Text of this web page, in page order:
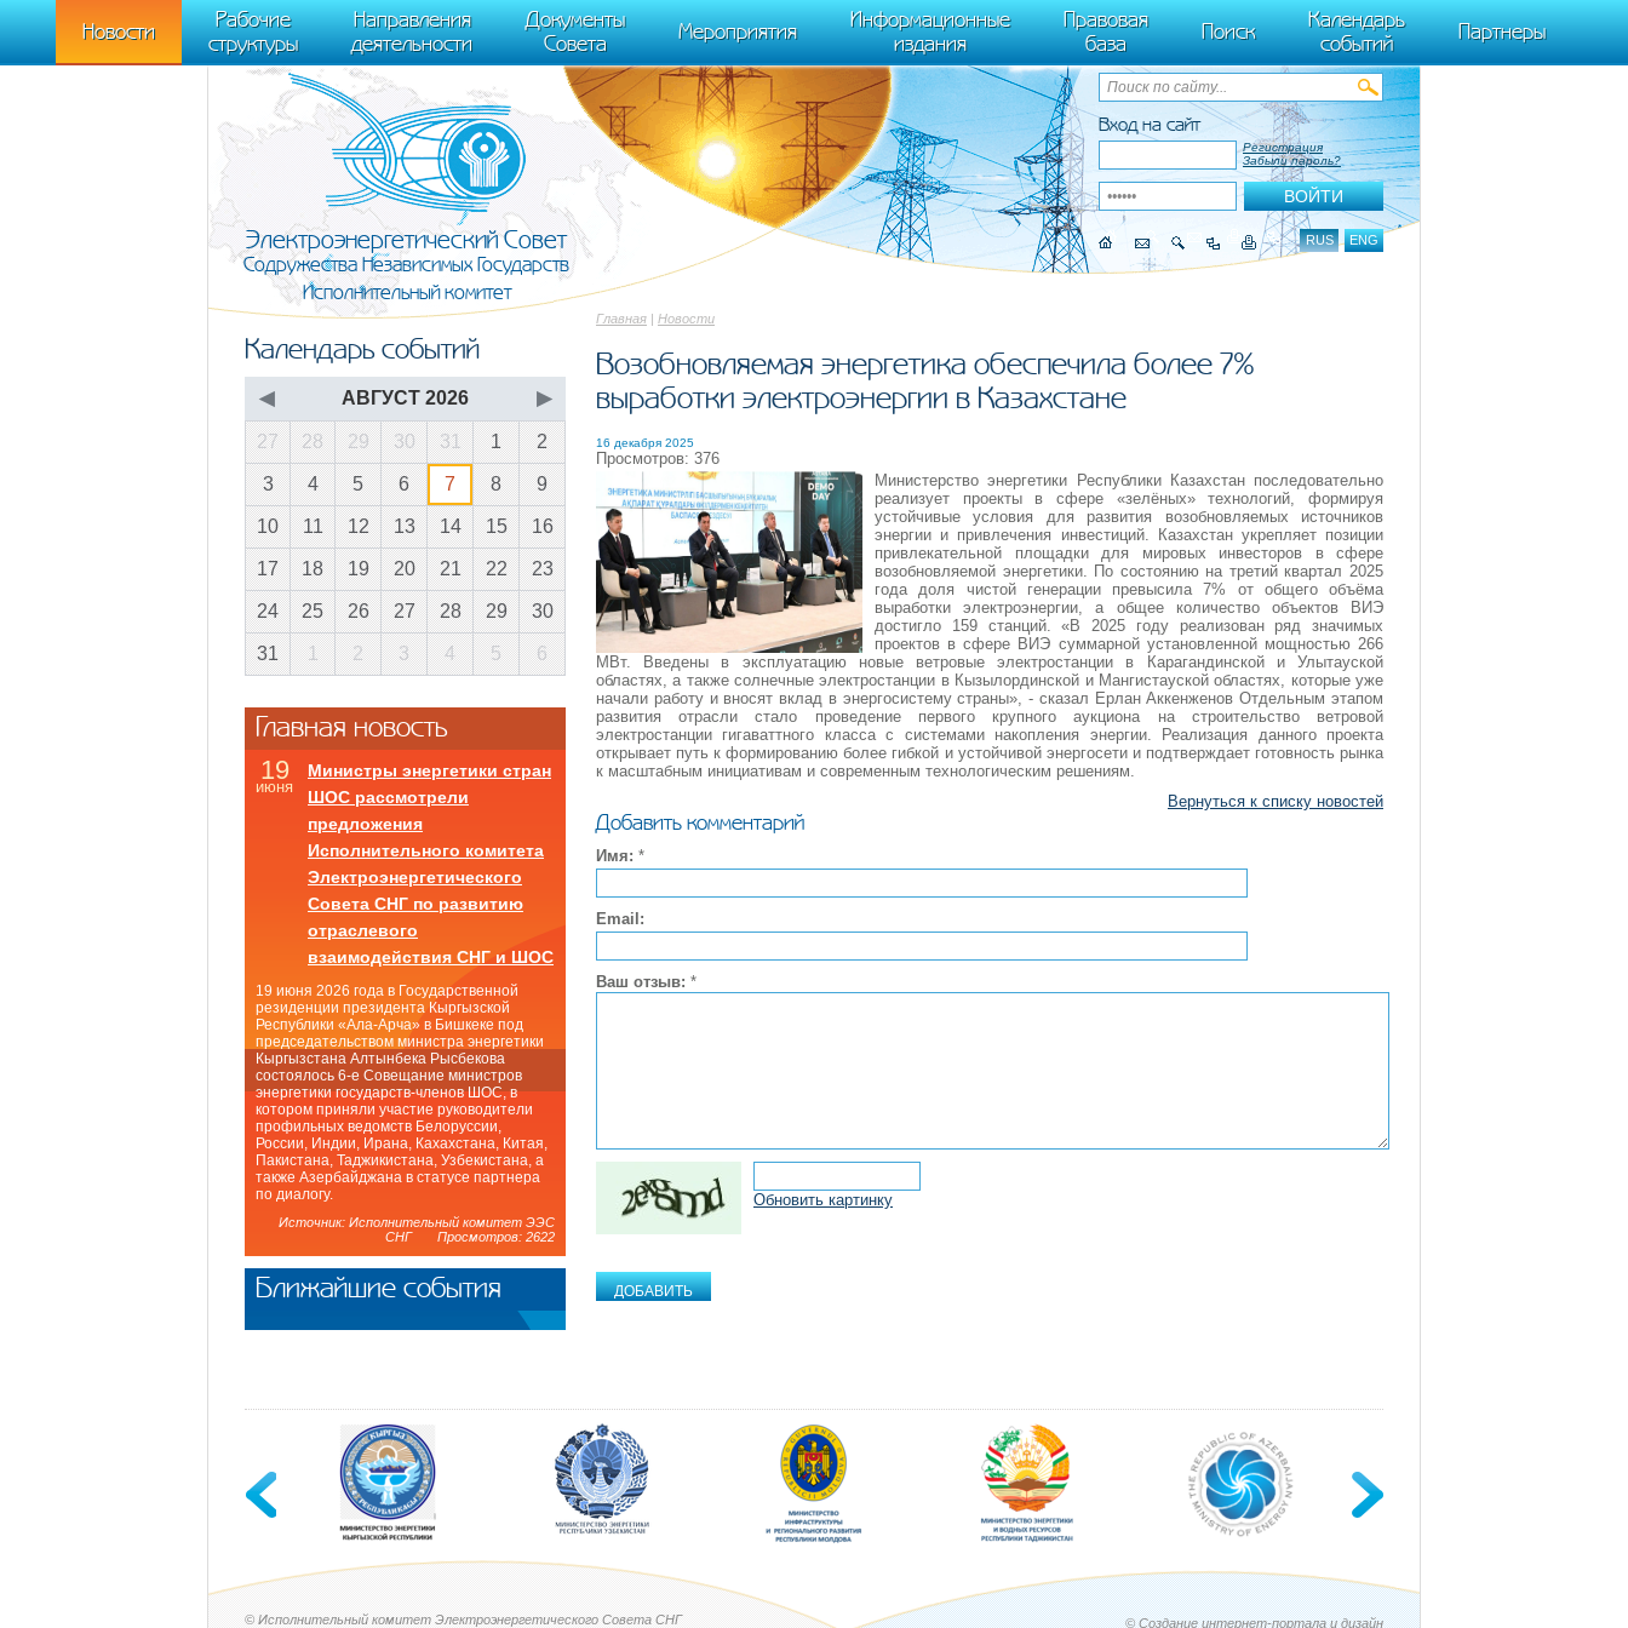
m[i].l=1*new Date(); for (var j = 0; j < document.scripts.length; j++) {if (document.scripts[j].src === r) { return; }} k=e.createElement(t),a=e.getElementsByTagName(t)[0],k.async=1,k.src=r,a.parentNode.insertBefore(k,a)}) (window,
document, "script", "https://mc.yandex.ru/metrika/tag.js", "ym"); ym(95911708, "init", { clickmap:true, trackLinks:true, accurateTrackBounce:true });
Новости
Рабочие
структуры
Направления
деятельности
Документы
Совета
Мероприятия
Информационные
издания
Правовая
база
Поиск
Календарь
событий
Партнеры
Вход на сайт
Регистрация
Забыли пароль?
RUS ENG
Электроэнергетический Совет
Содружества Независимых Государств
Исполнительный комитет
Главная | Новости
Возобновляемая энергетика обеспечила более 7%
выработки электроэнергии в Казахстане
16 декабря 2025
Просмотров: 376
Министерство энергетики Республики Казахстан последовательно
реализует проекты в сфере «зелёных» технологий, формируя
устойчивые условия для развития возобновляемых источников
энергии и привлечения инвестиций. Казахстан укрепляет позиции
привлекательной площадки для мировых инвесторов в сфере
возобновляемой энергетики. По состоянию на третий квартал 2025
года доля чистой генерации превысила 7% от общего объёма
выработки электроэнергии, а общее количество объектов ВИЭ
достигло 159 станций. «В 2025 году реализован ряд значимых
проектов в сфере ВИЭ суммарной установленной мощностью 266
МВт. Введены в эксплуатацию новые ветровые электростанции в Карагандинской и Улытауской
областях, а также солнечные электростанции в Кызылординской и Мангистауской областях, которые уже
начали работу и вносят вклад в энергосистему страны», - сказал Ерлан Аккенженов Отдельным этапом
развития отрасли стало проведение первого крупного аукциона на строительство ветровой
электростанции гигаваттного класса с системами накопления энергии. Реализация данного проекта
открывает путь к формированию более гибкой и устойчивой энергосети и подтверждает готовность рынка
к масштабным инициативам и современным технологическим решениям.
Вернуться к списку новостей
Добавить комментарий
Имя: *
Email:
Ваш отзыв: *
Обновить картинку
Календарь событий
◀ АВГУСТ 2026 ▶
27 28 29 30 31 1 2
3 4 5 6 7 8 9
10 11 12 13 14 15 16
17 18 19 20 21 22 23
24 25 26 27 28 29 30
31 1 2 3 4 5 6
Главная новость
19
июня
Министры энергетики стран
ШОС рассмотрели
предложения
Исполнительного комитета
Электроэнергетического
Совета СНГ по развитию
отраслевого
взаимодействия СНГ и ШОС
19 июня 2026 года в Государственной
резиденции президента Кыргызской
Республики «Ала-Арча» в Бишкеке под
председательством министра энергетики
Кыргызстана Алтынбека Рысбекова
состоялось 6-е Совещание министров
энергетики государств-членов ШОС, в
котором приняли участие руководители
профильных ведомств Белоруссии,
России, Индии, Ирана, Кахахстана, Китая,
Пакистана, Таджикистана, Узбекистана, а
также Азербайджана в статусе партнера
по диалогу.
Источник: Исполнительный комитет ЭЭС
СНГ Просмотров: 2622
Ближайшие события
© Создание интернет-портала и дизайн
© Исполнительный комитет Электроэнергетического Совета СНГ